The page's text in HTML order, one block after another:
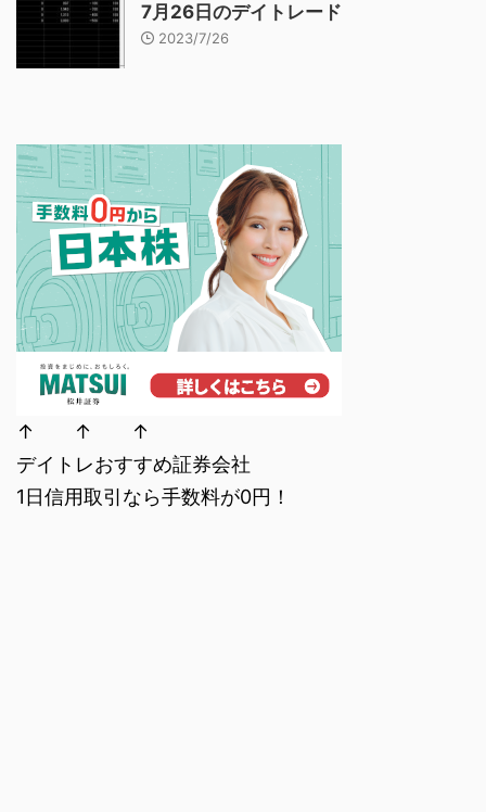
7月26日のデイトレード
2023/7/26
↑ ↑ ↑
デイトレおすすめ証券会社
1日信用取引なら手数料が0円！